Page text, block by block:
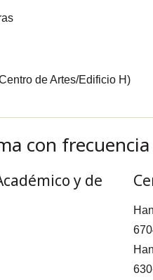
de Artes/Edificio H)
con frecuencia
y de